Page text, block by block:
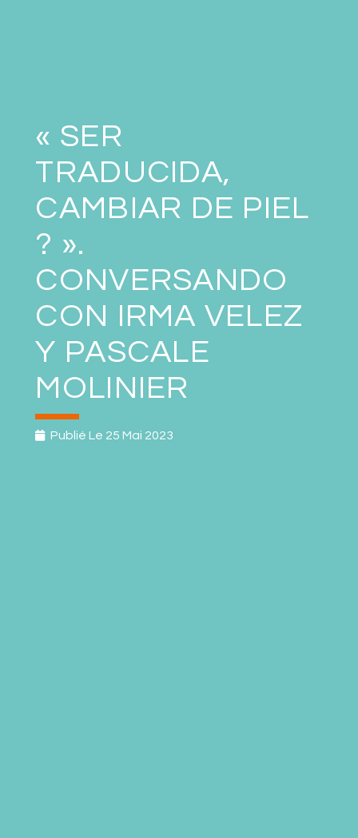
« SER
TRADUCIDA,
CAMBIAR DE PIEL
? ».
CONVERSANDO
CON IRMA VELEZ
Y PASCALE
MOLINIER
Publié Le 25 Mai 2023